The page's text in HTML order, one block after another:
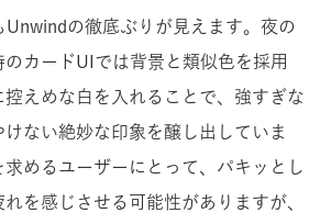
Unwindの徹底ぶりが見えます。夜の
のカードUIでは背景と類似色を採用
控えめな白を入れることで、強すぎな
ない絶妙な印象を醸し出していま
めるユーザーにとって、パキッとし
を感じさせる可能性がありますが、